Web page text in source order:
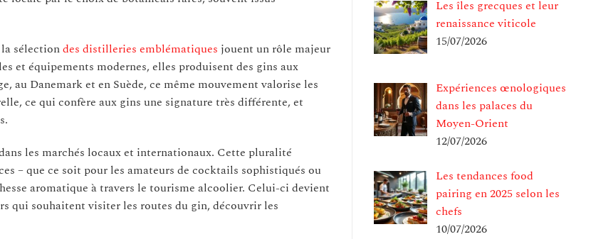
sélectiondes distilleries emblématiques jouent un rôle majeur
et équipements modernes, elles produisent des gins aux
au Danemark et en Suède, ce même mouvement valorise les
ce qui confère aux gins une signature très différente, et
les marchés locaux et internationaux. Cette pluralité
– que ce soit pour les amateurs de cocktails sophistiqués ou
aromatique à travers le tourisme alcoolier. Celui-ci devient
qui souhaitent visiter les routes du gin, découvrir les
Les îles grecques et leur
renaissance viticole
15/07/2026
Expériences œnologiques
dans les palaces du
Moyen-Orient
12/07/2026
Les tendances food
pairing en 2025 selon les
chefs
10/07/2026